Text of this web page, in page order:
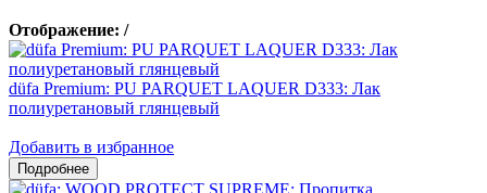
Отображение: /
düfa Premium: PU PARQUET LAQUER D333: Лак
полиуретановый глянцевый
Добавить в избранное